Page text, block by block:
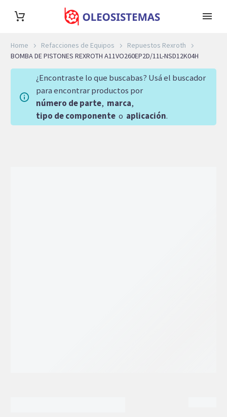
Home Refacciones de Equipos
Repuestos Rexroth
BOMBA DE PISTONES REXROTH A11VO260EP2D/11L-NSD12K04H
¿Encontraste lo que buscabas? Usá el buscador
para encontrar productos por
número de parte, marca,
tipo de componente o aplicación.